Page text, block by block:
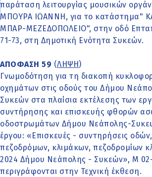
παράταση λειτουργίας μουσικών
ΜΠΟΥΡΑ ΙΩΑΝΝΗ, για το κατάστημα"
ΜΠΑΡ-ΜΕΖΕΔΟΠΩΛΕΙΟ", στην οδό
71-73, στη Δημοτική Ενότητα Συκεών.
ΑΠΟΦΑΣΗ 59 (ΛΗΨΗ )
Γνωμοδότηση για τη διακοπή
οχημάτων στις οδούς του Δήμου
Συκεών στα πλαίσια εκτέλεσης των
συντήρησης και επισκευής φθορών
οδοστρωμάτων Δήμου Νεάπoλης-
έργου: «Επισκευές - συντηρήσεις οδών,
πεζοδρόμων, κλιμάκων, πεζοδρομίων
2024 Δήμου Νεάπολης - Συκεών», Μ
περιγράφονται στην Τεχνική έκθεση.